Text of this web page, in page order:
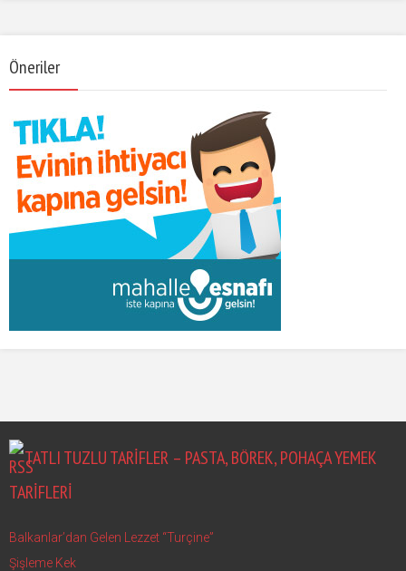
Öneriler
TATLI TUZLU TARIFLER – PASTA, BÖREK, POHAÇA YEMEK
TARIFLERI
Balkanlar’dan Gelen Lezzet “Turçine”
Şişleme Kek